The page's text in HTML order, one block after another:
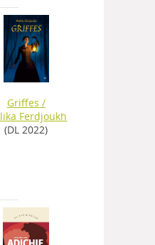
Griffes /
Ferdjoukh
(DL 2022)